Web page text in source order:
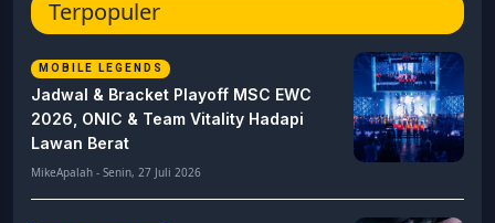
Terpopuler
MOBILE LEGENDS
Jadwal & Bracket Playoff MSC EWC
2026, ONIC & Team Vitality Hadapi
Lawan Berat
MikeApalah - Senin, 27 Juli 2026